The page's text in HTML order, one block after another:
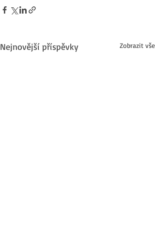
Nejnovější příspěvky Zobrazit vše